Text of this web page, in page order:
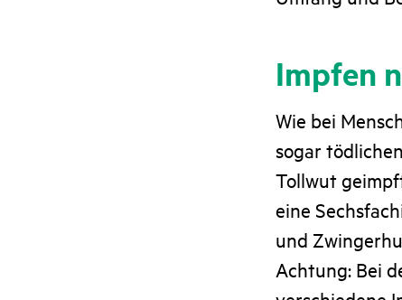
Impfen
Wie bei
sogar
Tollwut
eine
und
Achtung: Bei